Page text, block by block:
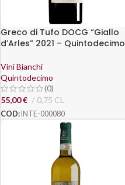
Greco di Tufo DOCG “Giallo
d’Arles” 2021 – Quintodecimo
Vini Bianchi
Quintodecimo
(0)
55,00€ 0,75 CL
COD: INTE-000080